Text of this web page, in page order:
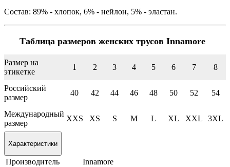
Состав: 89% - хлопок, 6% - нейлон, 5% - эластан.
Таблица размеров женских трусов Innamore
Размер на
этикетке
1 2 3 4 5 6 7 8
Российский
размер
40 42 44 46 48 50 52 54
Международный
размер
XXS XS S M L XL XXL 3XL
Характеристики
Производитель
Innamore